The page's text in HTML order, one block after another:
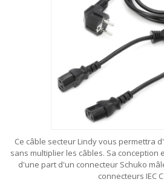
Ce câble secteur Lindy vous permettra
sans multiplier les câbles. Sa conception
d'une part d'un connecteur Schuko
connecteurs IEC